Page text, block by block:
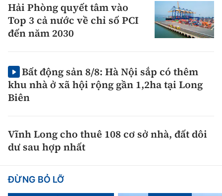
Hải Phòng quyết tâm vào
Top 3 cả nước về chỉ số PCI
đến năm 2030
Bất động sản 8/8: Hà Nội sắp có thêm
khu nhà ở xã hội rộng gần 1,2ha tại Long
Biên
Vĩnh Long cho thuê 108 cơ sở nhà, đất dôi
dư sau hợp nhất
ĐỪNG BỎ LỠ